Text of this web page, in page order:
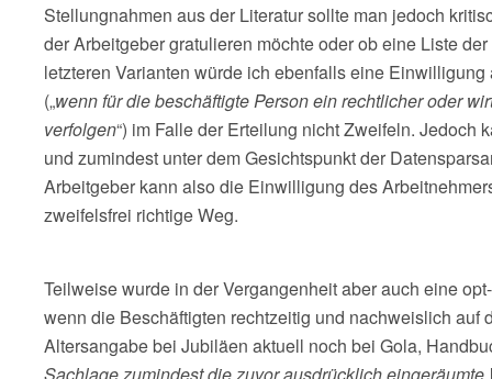
Stellungnahmen aus der Literatur sollte man jedoch
der Arbeitgeber gratulieren möchte oder ob eine Liste
letzteren Varianten würde ich ebenfalls eine
(„wenn für die beschäftigte Person ein rechtlicher oder
verfolgen“) im Falle der Erteilung nicht Zweifeln.
und zumindest unter dem Gesichtspunkt der
Arbeitgeber kann also die Einwilligung des
zweifelsfrei richtige Weg.
Teilweise wurde in der Vergangenheit aber auch eine
wenn die Beschäftigten rechtzeitig und nachweislich
Altersangabe bei Jubiläen aktuell noch bei Gola,